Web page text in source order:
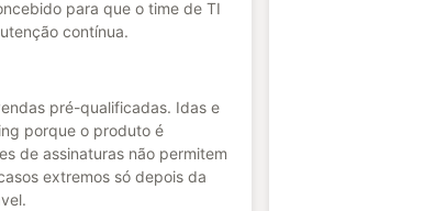
para que o time de TI
contínua.
pré-qualificadas. Idas e
porque o produto é
de assinaturas não permitem
extremos só depois da